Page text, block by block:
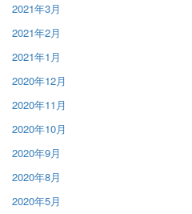
2021年3月
2021年2月
2021年1月
2020年12月
2020年11月
2020年10月
2020年9月
2020年8月
2020年5月